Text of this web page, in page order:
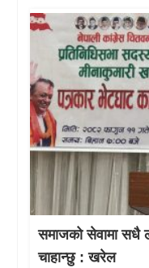
समाजको सेवामा सधै
चाहान्छु : खरेल